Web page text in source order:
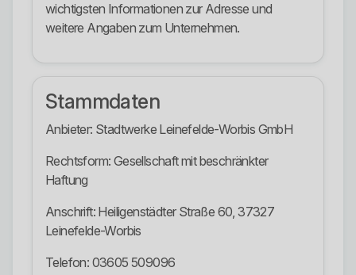
wichtigsten Informationen zur Adresse und
weitere Angaben zum Unternehmen.
Stammdaten
Anbieter: Stadtwerke Leinefelde-Worbis GmbH
Rechtsform: Gesellschaft mit beschränkter
Haftung
Anschrift: Heiligenstädter Straße 60, 37327
Leinefelde-Worbis
Telefon: 03605 509096